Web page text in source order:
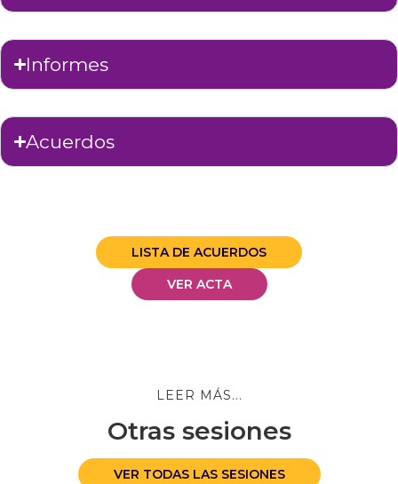
Informes
Acuerdos
LISTA DE ACUERDOS
VER ACTA
LEER MÁS...
Otras sesiones
VER TODAS LAS SESIONES